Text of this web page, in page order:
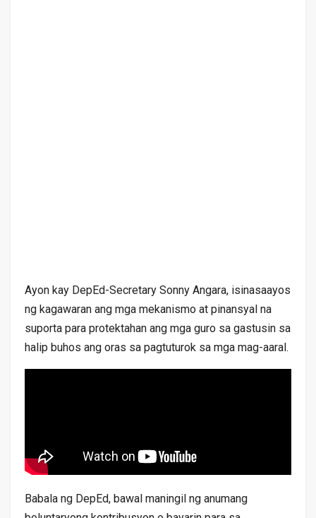
Ayon kay DepEd-Secretary Sonny Angara, isinasaayos
ng kagawaran ang mga mekanismo at pinansyal na
suporta para protektahan ang mga guro sa gastusin sa
halip buhos ang oras sa pagtuturok sa mga mag-aaral.
Babala ng DepEd, bawal maningil ng anumang